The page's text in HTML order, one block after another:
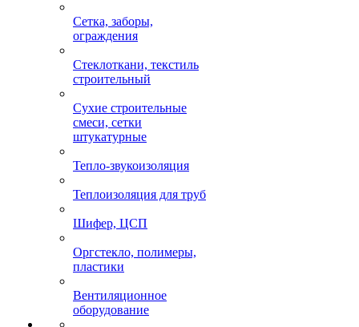
Сетка, заборы,
ограждения
Стеклоткани, текстиль
строительный
Сухие строительные
смеси, сетки
штукатурные
Тепло-звукоизоляция
Теплоизоляция для труб
Шифер, ЦСП
Оргстекло, полимеры,
пластики
Вентиляционное
оборудование